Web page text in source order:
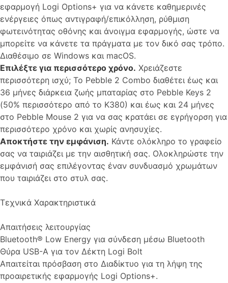
εφαρμογή Logi Options+ για να κάνετε καθημερινές
ενέργειες όπως αντιγραφή/επικόλληση, ρύθμιση
φωτεινότητας οθόνης και άνοιγμα εφαρμογής, ώστε να
μπορείτε να κάνετε τα πράγματα με τον δικό σας τρόπο.
Διαθέσιμο σε Windows και macOS.
Επιλέξτε για περισσότερο χρόνο. Χρειάζεστε
περισσότερη ισχύ; Το Pebble 2 Combo διαθέτει έως και
36 μήνες διάρκεια ζωής μπαταρίας στο Pebble Keys 2
(50% περισσότερο από το K380) και έως και 24 μήνες
στο Pebble Mouse 2 για να σας κρατάει σε εγρήγορση για
περισσότερο χρόνο και χωρίς ανησυχίες.
Αποκτήστε την εμφάνιση. Κάντε ολόκληρο το γραφείο
σας να ταιριάζει με την αισθητική σας. Ολοκληρώστε την
εμφάνισή σας επιλέγοντας έναν συνδυασμό χρωμάτων
που ταιριάζει στο στυλ σας.
Τεχνικά Χαρακτηριστικά
Απαιτήσεις λειτουργίας
Bluetooth® Low Energy για σύνδεση μέσω Bluetooth
Θύρα USB-A για τον Δέκτη Logi Bolt
Απαιτείται πρόσβαση στο Διαδίκτυο για τη λήψη της
προαιρετικής εφαρμογής Logi Options+.